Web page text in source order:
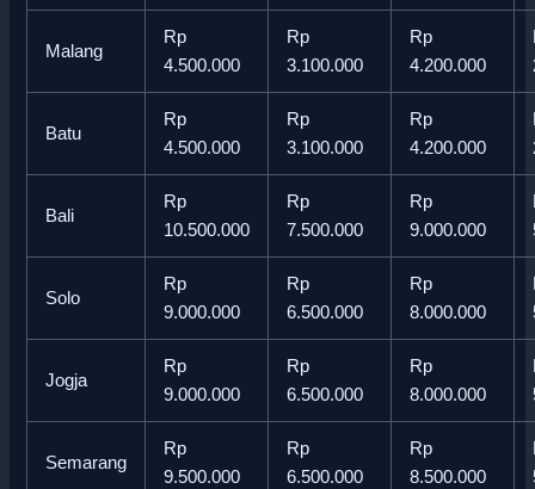
Malang
Rp
4.500.000
Rp
3.100.000
Rp
4.200.000
Batu
Rp
4.500.000
Rp
3.100.000
Rp
4.200.000
Bali
Rp
10.500.000
Rp
7.500.000
Rp
9.000.000
Solo
Rp
9.000.000
Rp
6.500.000
Rp
8.000.000
Jogja
Rp
9.000.000
Rp
6.500.000
Rp
8.000.000
Semarang
Rp
9.500.000
Rp
6.500.000
Rp
8.500.000